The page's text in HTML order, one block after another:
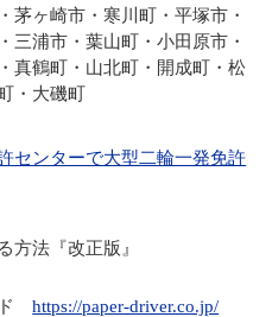
茅ヶ崎市・寒川町・平塚市・
三浦市・葉山町・小田原市・
真鶴町・山北町・開成町・松
・大磯町
センターで大型二輪一発免許
方法『改正版』
ドhttps://paper-driver.co.jp/